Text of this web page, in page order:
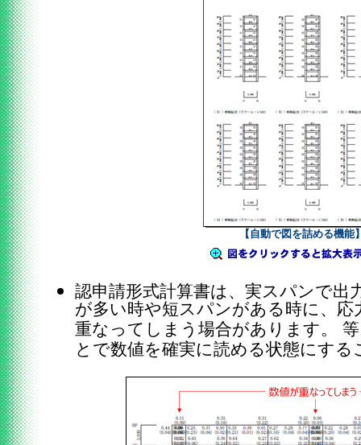
【自動で図を詰める機能
認申請形式計算書は、実スパンで出
が多い時や短スパンがある時に、応
重なってしまう場合があります。
とで数値を確実に読める状態にす